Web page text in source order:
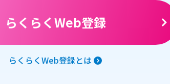
らくらくWeb登録
らくらくWeb登録とは